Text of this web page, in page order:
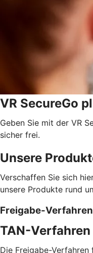
VR SecureGo
Geben Sie mit der VR
sicher frei.
Unsere
Verschaffen Sie sich
unsere Produkte rund
Freigabe-
TAN-
Die Freigabe-